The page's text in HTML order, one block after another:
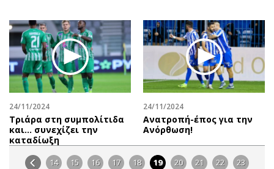
24/11/2024
Τριάρα στη συμπολίτιδα
και… συνεχίζει την
καταδίωξη
24/11/2024
Ανατροπή-έπος για την
Ανόρθωση!
14 15 16 17 18 19 20 21 22 23